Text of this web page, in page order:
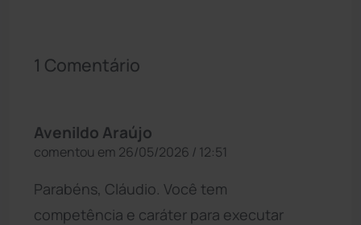
1 Comentário
Avenildo Araújo
comentou em 26/05/2026 / 12:51
Parabéns, Cláudio. Você tem
competência e caráter para executar